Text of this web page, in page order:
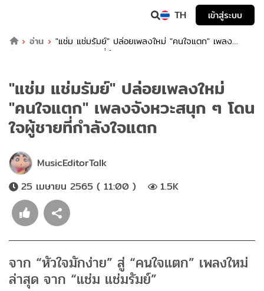
TH
เข้าสู่ระบบ
อ่าน
"แช่ม แช่มรัมย์" ปล่อยเพลงใหม่ "คนใจแตก" เพลง
จังหวะสนุก ๆ โดนใจผู้ชายที่กำลังใจแตก
"แช่ม แช่มรัมย์" ปล่อยเพลงใหม่
"คนใจแตก" เพลงจังหวะสนุก ๆ โดน
ใจผู้ชายที่กำลังใจแตก
MusicEditorTalk
25 เมษายน 2565 ( 11:00 )
1.5K
จาก “หัวใจมักง่าย” สู่ “คนใจแตก” เพลงใหม่
ล่าสุด จาก “แช่ม แช่มรัมย์”